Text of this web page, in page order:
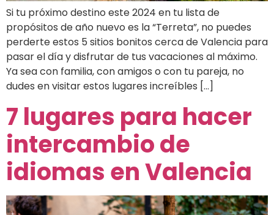
Si tu próximo destino este 2024 en tu lista de
propósitos de año nuevo es la “Terreta”, no puedes
perderte estos 5 sitios bonitos cerca de Valencia para
pasar el día y disfrutar de tus vacaciones al máximo.
Ya sea con familia, con amigos o con tu pareja, no
dudes en visitar estos lugares increíbles […]
7 lugares para hacer
intercambio de
idiomas en Valencia